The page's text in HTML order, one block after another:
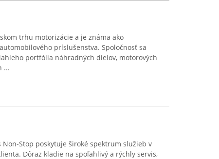
trhu motorizácie a je známa ako
príslušenstva. Spoločnosť sa
portfólia náhradných dielov, motorových
...
Stop poskytuje široké spektrum služieb v
Dôraz kladie na spoľahlivý a rýchly servis,